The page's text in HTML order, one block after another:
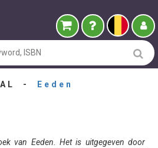
- Eeden
van Eeden. Het is uitgegeven door